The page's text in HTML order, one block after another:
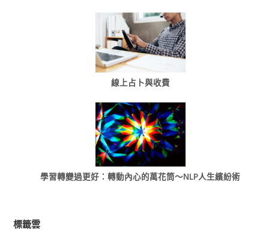
線上占卜與收費
學習轉變過更好：轉動內心的萬花筒～NLP人生繽紛術
標籤雲